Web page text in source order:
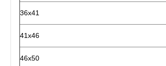
36х41
41х46
46х50